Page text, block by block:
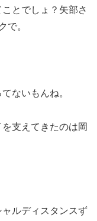
とでしょ？矢部さ
で。
ないもんね。
支えてきたのは岡
ャルディスタンスず